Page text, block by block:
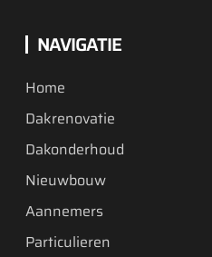
NAVIGATIE
Home
Dakrenovatie
Dakonderhoud
Nieuwbouw
Aannemers
Particulieren